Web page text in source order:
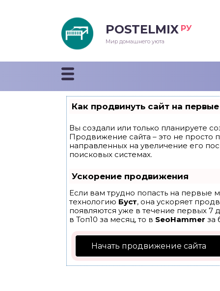
POSTELMIX РУ
Мир домашнего уюта
Как продвинуть сайт на
Вы создали или только планируете
Продвижение сайта – это не просто
направленных на увеличение его
поисковых системах.
Ускорение продвижения
Если вам трудно попасть на первые
технологию Буст, она ускоряет
появляются уже в течение первых 7
в Топ10 за месяц, то в SeoHammer за
Начать продвижение сайта